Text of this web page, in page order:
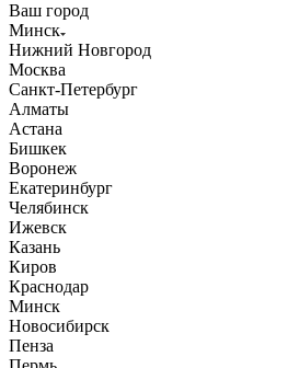
Ваш город
Минск
Нижний Новгород
Москва
Санкт-Петербург
Алматы
Астана
Бишкек
Воронеж
Екатеринбург
Челябинск
Ижевск
Казань
Киров
Краснодар
Минск
Новосибирск
Пенза